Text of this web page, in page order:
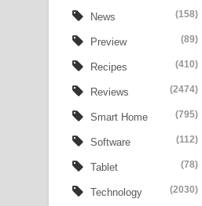
Ow Man Sosa
Ala purannata
FEVER DREAM
News (158)
Preview (89)
Recipes (410)
Reviews (2474)
Smart Home (795)
Software (112)
Tablet (78)
Technology (2030)